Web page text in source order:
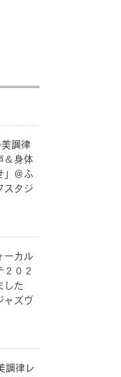
美調律
＆身体
」＠ふ
スタジ
ーカル
２０２
した
ャズヴ
調律レ